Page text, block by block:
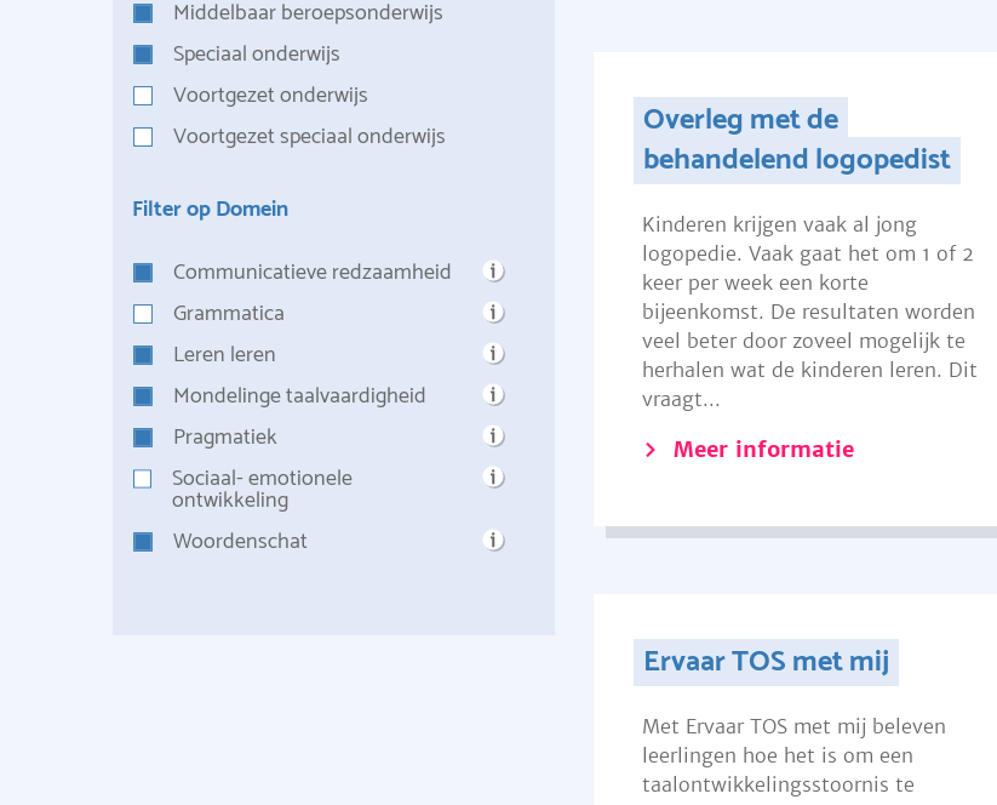
Middelbaar beroepsonderwijs
Speciaal onderwijs
Voortgezet onderwijs
Voortgezet speciaal onderwijs
Filter op Domein
Communicatieve redzaamheid
Grammatica
Leren leren
Mondelinge taalvaardigheid
Pragmatiek
Sociaal- emotionele
ontwikkeling
Woordenschat
Overleg met de
behandelend logopedist
Kinderen krijgen vaak al jong
logopedie. Vaak gaat het om 1 of 2
keer per week een korte
bijeenkomst. De resultaten worden
veel beter door zoveel mogelijk te
herhalen wat de kinderen leren. Dit
vraagt...
Meer informatie
Ervaar TOS met mij
Met Ervaar TOS met mij beleven
leerlingen hoe het is om een
taalontwikkelingsstoornis te